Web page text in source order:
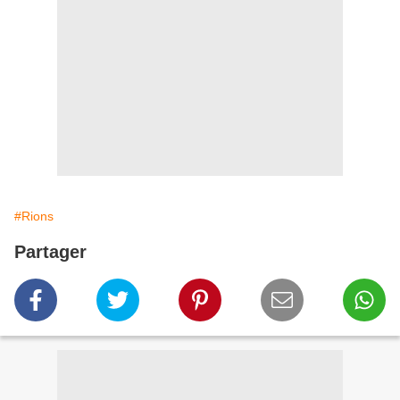
#Rions
Partager